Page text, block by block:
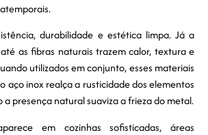
durabilidade e estética limpa. Já a
as fibras naturais trazem calor, textura e
utilizados em conjunto, esses materiais
aço inox realça a rusticidade dos elementos
presença natural suaviza a frieza do metal.
em cozinhas sofisticadas, áreas